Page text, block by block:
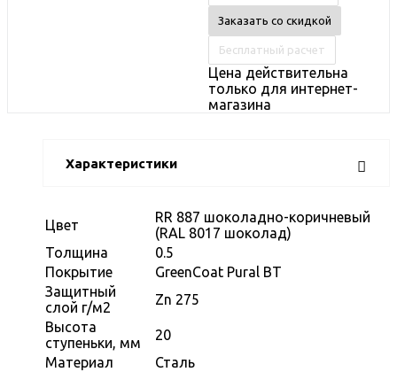
Заказать со скидкой
Бесплатный расчет
Цена действительна
только для интернет-
магазина
Характеристики
Цвет
RR 887 шоколадно-коричневый
(RAL 8017 шоколад)
Толщина
0.5
Покрытие
GreenCoat Pural BT
Защитный
слой г/м2
Zn 275
Высота
ступеньки, мм
20
Материал
Сталь